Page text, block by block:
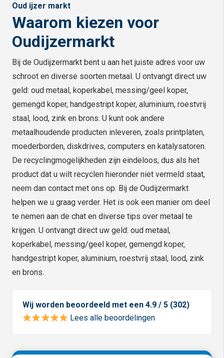
Oud ijzer markt
Waarom kiezen voor
Oudijzermarkt
Bij de Oudijzermarkt bent u aan het juiste adres voor uw
schroot en diverse soorten metaal. U ontvangt direct uw
geld: oud metaal, koperkabel, messing/geel koper,
gemengd koper, handgestript koper, aluminium, roestvrij
staal, lood, zink en brons. U kunt ook andere
metaalhoudende producten inleveren, zoals printplaten,
moederborden, diskdrives, computers en katalysatoren.
De recyclingmogelijkheden zijn eindeloos, dus als het
product dat u wilt recyclen hieronder niet vermeld staat,
neem dan contact met ons op. Bij de Oudijzermarkt
helpen we u graag verder. Het is ook een manier om deel
te nemen aan de chat en diverse tips over metaal te
krijgen. U ontvangt direct uw geld: oud metaal,
koperkabel, messing/geel koper, gemengd koper,
handgestript koper, aluminium, roestvrij staal, lood, zink
en brons.
Wij worden beoordeeld met een 4.9 / 5 (302)
Lees alle beoordelingen